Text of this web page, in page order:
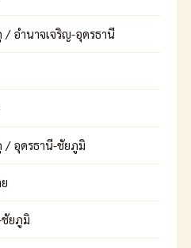
อำนาจเจริญ-อุดรธานี
/ อุดรธานี-ชัยภูมิ
ชัยภูมิ